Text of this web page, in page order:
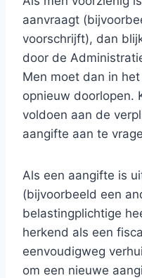
aanvraagt
voorschrijft), dan
door de
Men moet dan in
opnieuw doorlopen.
voldoen aan de
aangifte aan te
Als een aangifte is
(bijvoorbeeld een
belastingplichtige
herkend als een
eenvoudigweg
om een nieuwe